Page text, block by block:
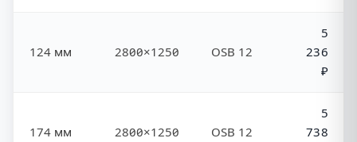
124 мм 2800×1250 OSB 12
5
236
₽
174 мм 2800×1250 OSB 12
5
738